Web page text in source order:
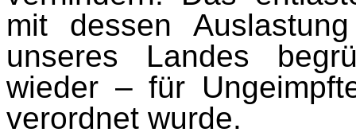
mit dessen
unseres Landes
wieder – für
verordnet wurde.